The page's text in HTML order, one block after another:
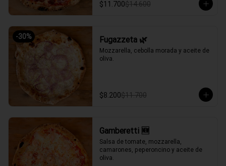
$11.700$14.600
-30% Fugazzeta 🌿
Mozzarella, cebolla morada y aceite de
oliva.
$8.200$11.700
Gamberetti 🆕
Salsa de tomate, mozzarella,
camarones, peperoncino y aceite de
oliva.